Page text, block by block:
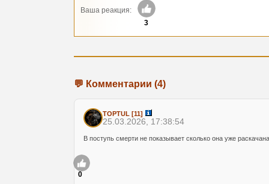
Ваша реакция:
3
💬 Комментарии (4)
TOPTUL [11]
25.03.2026, 17:38:54
В поступь смерти не показывает сколько она уже
0